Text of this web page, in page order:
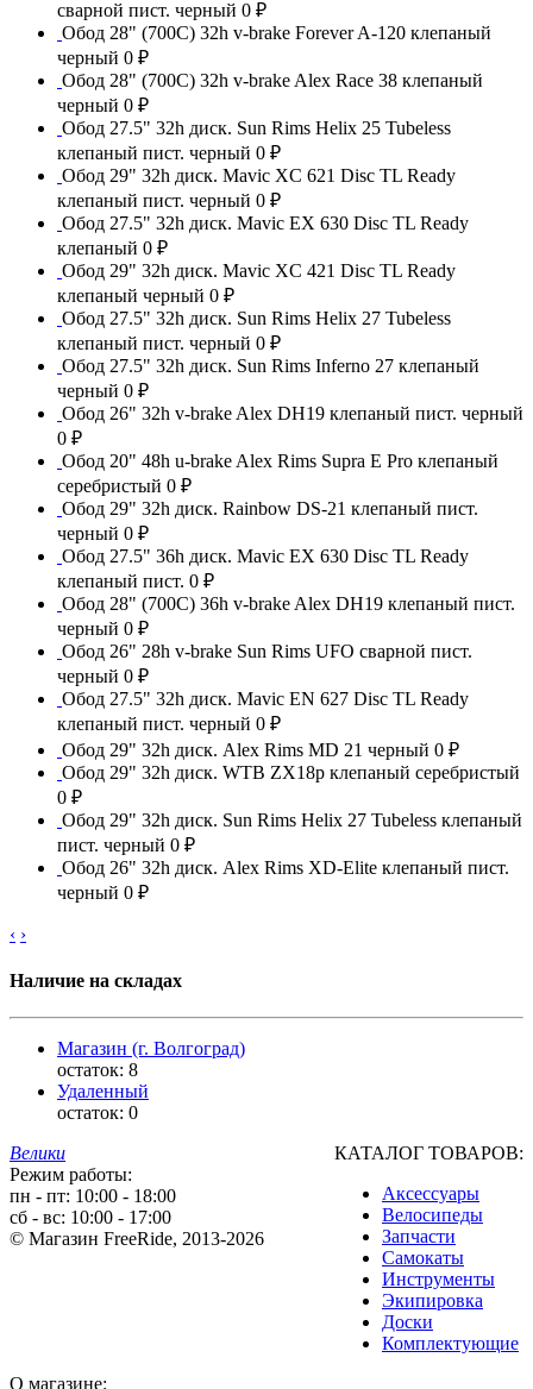
сварной пист. черный 0 ₽
Обод 28" (700С) 32h v-brake Forever A-120 клепаный
черный 0 ₽
Обод 28" (700С) 32h v-brake Alex Race 38 клепаный
черный 0 ₽
Обод 27.5" 32h диск. Sun Rims Helix 25 Tubeless
клепаный пист. черный 0 ₽
Обод 29" 32h диск. Mavic XC 621 Disc TL Ready
клепаный пист. черный 0 ₽
Обод 27.5" 32h диск. Mavic EX 630 Disc TL Ready
клепаный 0 ₽
Обод 29" 32h диск. Mavic XC 421 Disc TL Ready
клепаный черный 0 ₽
Обод 27.5" 32h диск. Sun Rims Helix 27 Tubeless
клепаный пист. черный 0 ₽
Обод 27.5" 32h диск. Sun Rims Inferno 27 клепаный
черный 0 ₽
Обод 26" 32h v-brake Alex DH19 клепаный пист. черный
0 ₽
Обод 20" 48h u-brake Alex Rims Supra E Pro клепаный
серебристый 0 ₽
Обод 29" 32h диск. Rainbow DS-21 клепаный пист.
черный 0 ₽
Обод 27.5" 36h диск. Mavic EX 630 Disc TL Ready
клепаный пист. 0 ₽
Обод 28" (700С) 36h v-brake Alex DH19 клепаный пист.
черный 0 ₽
Обод 26" 28h v-brake Sun Rims UFO сварной пист.
черный 0 ₽
Обод 27.5" 32h диск. Mavic EN 627 Disc TL Ready
клепаный пист. черный 0 ₽
Обод 29" 32h диск. Alex Rims MD 21 черный 0 ₽
Обод 29" 32h диск. WTB ZX18p клепаный серебристый
0 ₽
Обод 29" 32h диск. Sun Rims Helix 27 Tubeless клепаный
пист. черный 0 ₽
Обод 26" 32h диск. Alex Rims XD-Elite клепаный пист.
черный 0 ₽
‹ ›
Наличие на складах
Магазин (г. Волгоград)
остаток: 8
Удаленный
остаток: 0
Велики
Режим работы:
пн - пт: 10:00 - 18:00
сб - вс: 10:00 - 17:00
© Магазин FreeRide, 2013-2026
КАТАЛОГ ТОВАРОВ:
Аксессуары
Велосипеды
Запчасти
Самокаты
Инструменты
Экипировка
Доски
Комплектующие
О магазине: